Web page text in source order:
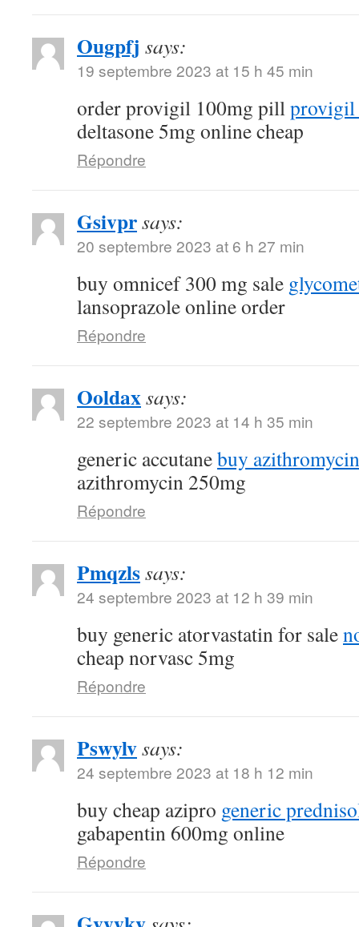
Ougpfj says:
19 septembre 2023 at 15 h 45 min
order provigil 100mg pill
deltasone 5mg online cheap
Répondre
Gsivprsays:
20 septembre 2023 at 6 h 27 min
buy omnicef 300 mg sale
lansoprazole online order
Répondre
Ooldaxsays:
22 septembre 2023 at 14 h 35 min
generic accutanebuy
azithromycin 250mg
Répondre
Pmqzlssays:
24 septembre 2023 at 12 h 39 min
buy generic atorvastatin for sale
cheap norvasc 5mg
Répondre
Pswylvsays:
24 septembre 2023 at 18 h 12 min
buy cheap azipro generic
gabapentin 600mg online
Répondre